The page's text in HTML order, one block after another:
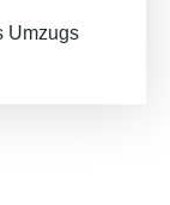
Umzugs